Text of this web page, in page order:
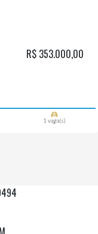
R$ 353.000,00
1 vaga(s)